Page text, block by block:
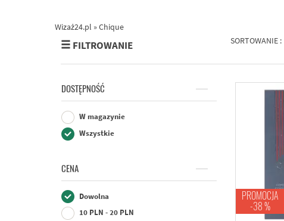
Wizaż24.pl »Chique
FILTROWANIE SORTOWANIE :
DOSTĘPNOŚĆ
W magazynie
Wszystkie
CENA
Dowolna
10 PLN - 20 PLN
PROMOCJA
-38 %